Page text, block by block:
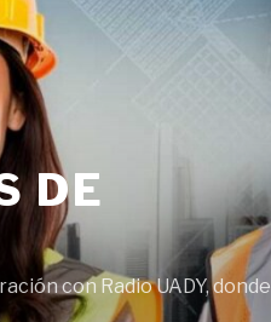
DE
con Radio UADY, donde